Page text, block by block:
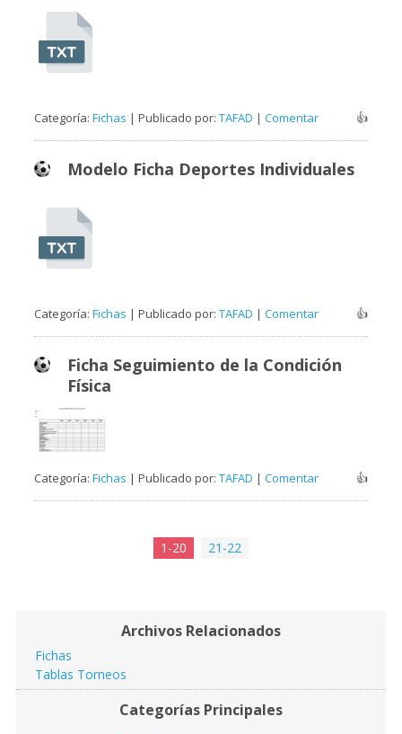
👍
Categoría: Fichas | Publicado por: TAFAD | Comentar
Modelo Ficha Deportes Individuales
👍
Categoría: Fichas | Publicado por: TAFAD | Comentar
Ficha Seguimiento de la Condición
Física
👍
Categoría: Fichas | Publicado por: TAFAD | Comentar
1-20 21-22
Archivos Relacionados
Fichas
Tablas Torneos
Categorías Principales